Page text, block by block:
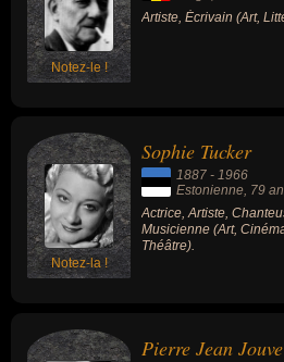
Mistinguett, Arletty,
Victor Boucher, Jean
Michel Simon,
Notez-le !
Artiste, Écrivain (Art,
Notez-la !
Sophie Tucker
1887 - 1966
Estonienne, 79
Actrice, Artiste,
Musicienne (Art,
Théâtre).
Pierre Jean Jouve